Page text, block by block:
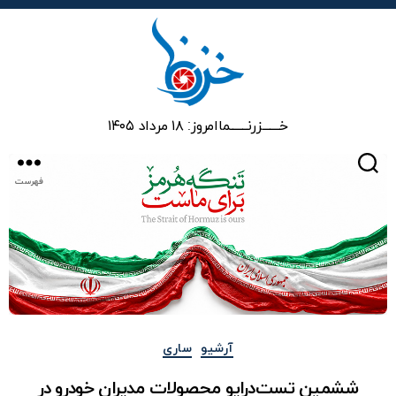
خـــــــزرنـــــــماامروز: ۱۸ مرداد ۱۴۰۵
فهرست
دسته‌ها آرشیو ساری
ششمین تست‌درایو محصولات مدیران خودرو در